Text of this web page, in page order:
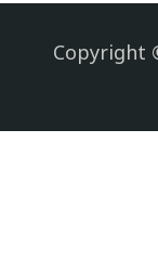
Copyright